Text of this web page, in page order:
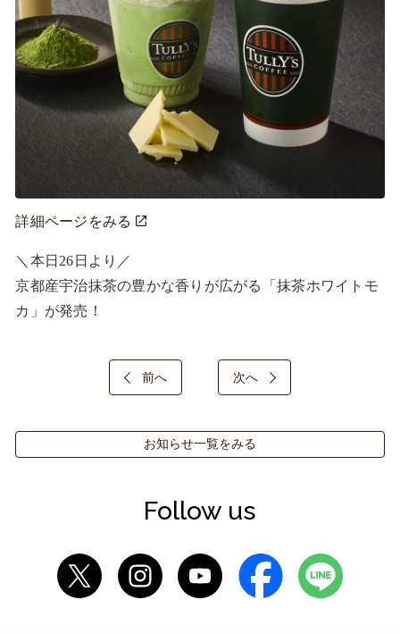
詳細ページをみる
＼本日26日より／
京都産宇治抹茶の豊かな香りが広がる「抹茶ホワイトモ
カ」が発売！
前へ 次へ
お知らせ一覧をみる
Follow us